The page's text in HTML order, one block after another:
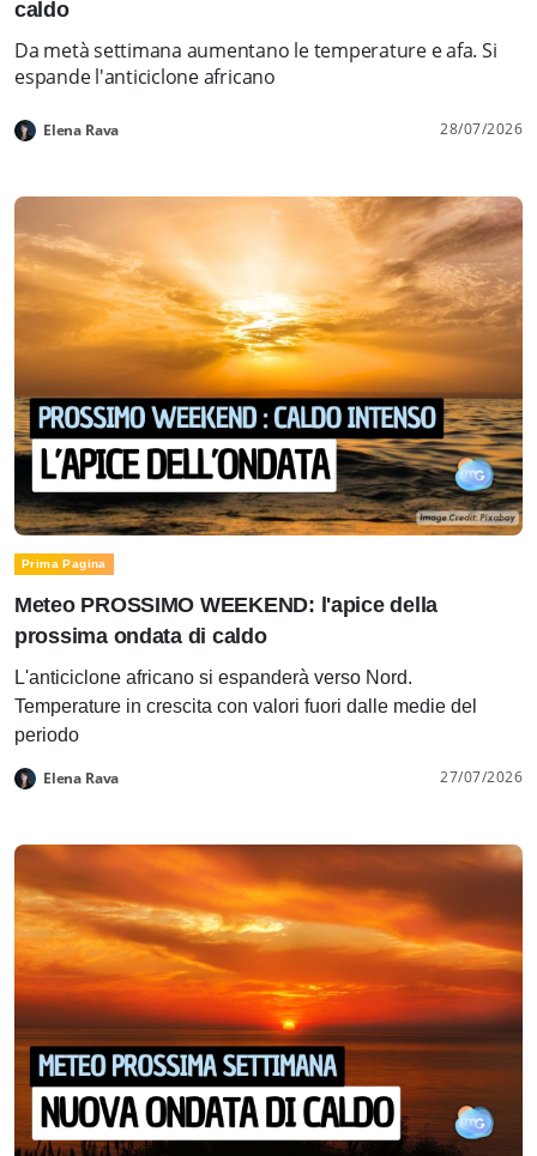
caldo
Da metà settimana aumentano le temperature e afa. Si
espande l'anticiclone africano
Elena Rava 28/07/2026
Prima Pagina
Meteo PROSSIMO WEEKEND: l'apice della
prossima ondata di caldo
L'anticiclone africano si espanderà verso Nord.
Temperature in crescita con valori fuori dalle medie del
periodo
Elena Rava 27/07/2026